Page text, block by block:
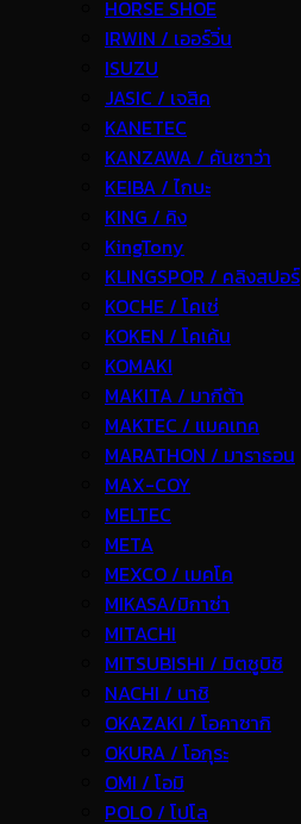
HORSE SHOE
IRWIN / เออร์วิ่น
ISUZU
JASIC / เจสิค
KANETEC
KANZAWA / คันซาว่า
KEIBA / ไกบะ
KING / คิง
KingTony
KLINGSPOR / คลิงสปอร์
KOCHE / โคเช่
KOKEN / โคเค้น
KOMAKI
MAKITA / มากีต้า
MAKTEC / แมคเทค
MARATHON / มาราธอน
MAX-COY
MELTEC
META
MEXCO / เมคโค
MIKASA/มิกาซ่า
MITACHI
MITSUBISHI / มิตซูบิชิ
NACHI / นาชิ
OKAZAKI / โอคาซากิ
OKURA / โอกุระ
OMI / โอมิ
POLO / โปโล